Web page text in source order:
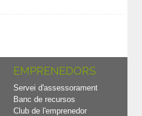
EMPRENEDORS
Servei d'assessorament
Banc de recursos
Club de l'emprenedor